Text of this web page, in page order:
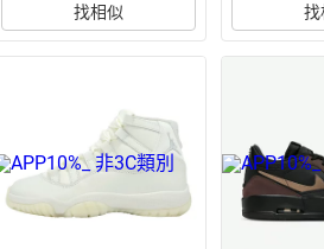
找相似 找